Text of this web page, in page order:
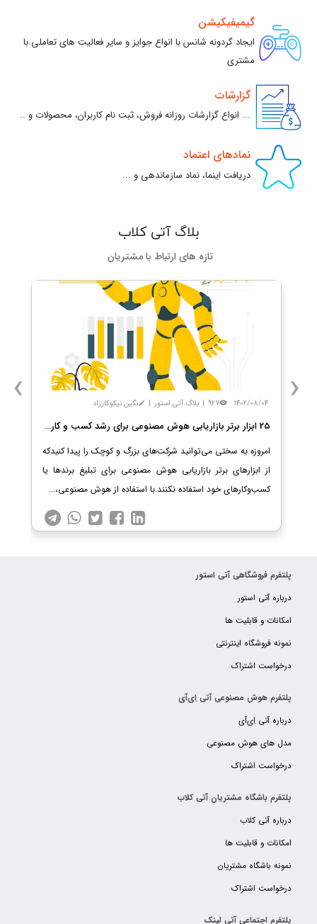
گیمیفیکیشن
ایجاد گردونه شانس با انواع جوایز و سایر فعالیت های تعاملی با
مشتری
گزارشات
... انواع گزارشات روزانه فروش، ثبت نام کاربران، محصولات و ..
نمادهای اعتماد
دریافت اینما، نماد سازماندهی و ...
بلاگ آتی کلاب
تازه های ارتباط با مشتریان
نگین نیکوکارزاد | بلاگ آتی استور | 927 1402/08/04
25 ابزار برتر بازاریابی هوش مصنوعی برای رشد کسب و کار شما
امروزه به سختی می‌توانید شرکت‌های بزرگ و کوچک را پیدا کنیدکه
از ابزارهای برتر بازاریابی هوش مصنوعی برای تبلیغ برندها یا
کسب‌وکارهای خود استفاده نکنند.با استفاده از هوش مصنوعی،...
‹
›
پلتفرم فروشگاهی آتی استور
درباره آتی استور
امکانات و قابلیت ها
نمونه فروشگاه اینترنتی
درخواست اشتراک
پلتفرم هوش مصنوعی آتی اِی‌آی
درباره آتی اِی‌آی
مدل های هوش مصنوعی
درخواست اشتراک
پلتفرم باشگاه مشتریان آتی کلاب
درباره آتی کلاب
امکانات و قابلیت ها
نمونه باشگاه مشتریان
درخواست اشتراک
پلتفرم اجتماعی آتی لینک